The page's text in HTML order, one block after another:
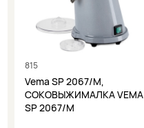
815
Vema SP 2067/M,
СОКОВЫЖИМАЛКА VEMA
SP 2067/M